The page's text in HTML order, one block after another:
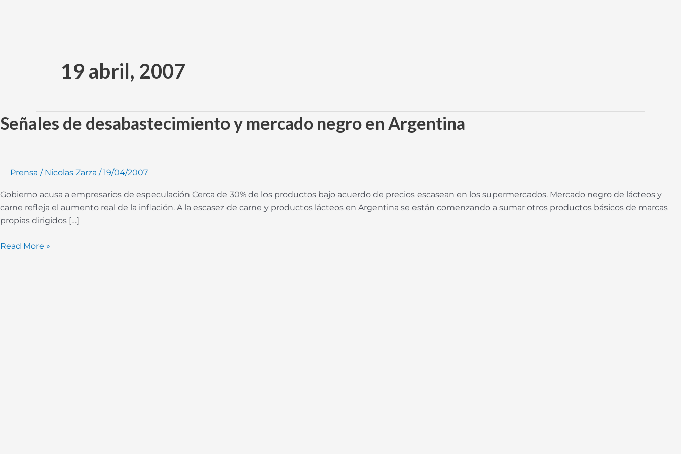
19 abril, 2007
Señales de desabastecimiento y mercado negro en Argentina
Prensa / Nicolas Zarza /19/04/2007
Gobierno acusa a empresarios de especulación Cerca de 30% de los productos bajo acuerdo de precios escasean en los supermercados. Mercado negro de lácteos y
carne refleja el aumento real de la inflación. A la escasez de carne y productos lácteos en Argentina se están comenzando a sumar otros productos básicos de marcas
propias dirigidos […]
Señales
de
mercado
en
Argentina
Read More »